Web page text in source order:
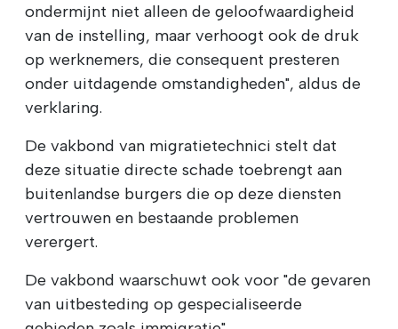
ondermijnt niet alleen de geloofwaardigheid
van de instelling, maar verhoogt ook de druk
op werknemers, die consequent presteren
onder uitdagende omstandigheden", aldus de
verklaring.
De vakbond van migratietechnici stelt dat
deze situatie directe schade toebrengt aan
buitenlandse burgers die op deze diensten
vertrouwen en bestaande problemen
verergert.
De vakbond waarschuwt ook voor "de gevaren
van uitbesteding op gespecialiseerde